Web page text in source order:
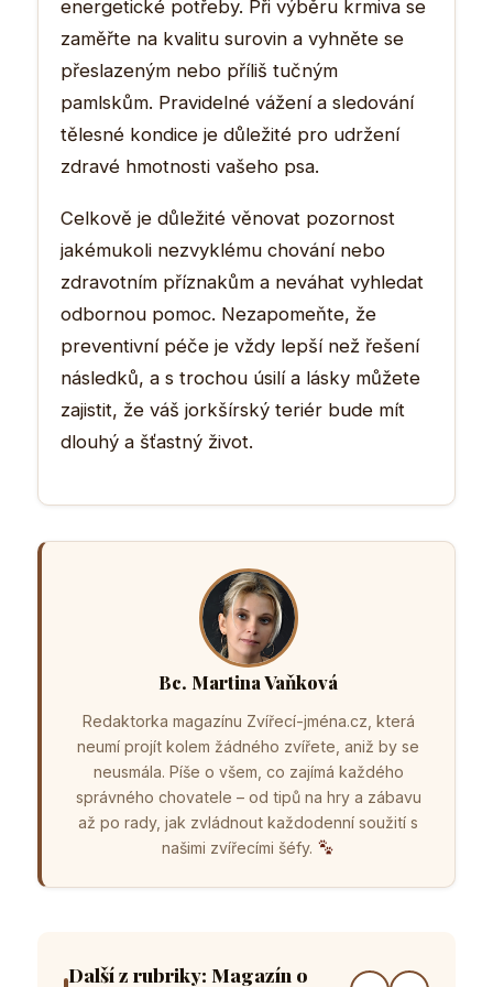
energetické potřeby. Při výběru krmiva se
zaměřte na kvalitu surovin a vyhněte se
přeslazeným nebo příliš tučným
pamlskům. Pravidelné vážení a sledování
tělesné kondice je důležité pro udržení
zdravé hmotnosti vašeho psa.
Celkově je důležité věnovat pozornost
jakémukoli nezvyklému chování nebo
zdravotním příznakům a neváhat vyhledat
odbornou pomoc. Nezapomeňte, že
preventivní péče je vždy lepší než řešení
následků, a s trochou úsilí a lásky můžete
zajistit, že váš jorkšírský teriér bude mít
dlouhý a šťastný život.
Bc. Martina Vaňková
Redaktorka magazínu Zvířecí-jména.cz, která
neumí projít kolem žádného zvířete, aniž by se
neusmála. Píše o všem, co zajímá každého
správného chovatele – od tipů na hry a zábavu
až po rady, jak zvládnout každodenní soužití s
našimi zvířecími šéfy.
Další z rubriky: Magazín o